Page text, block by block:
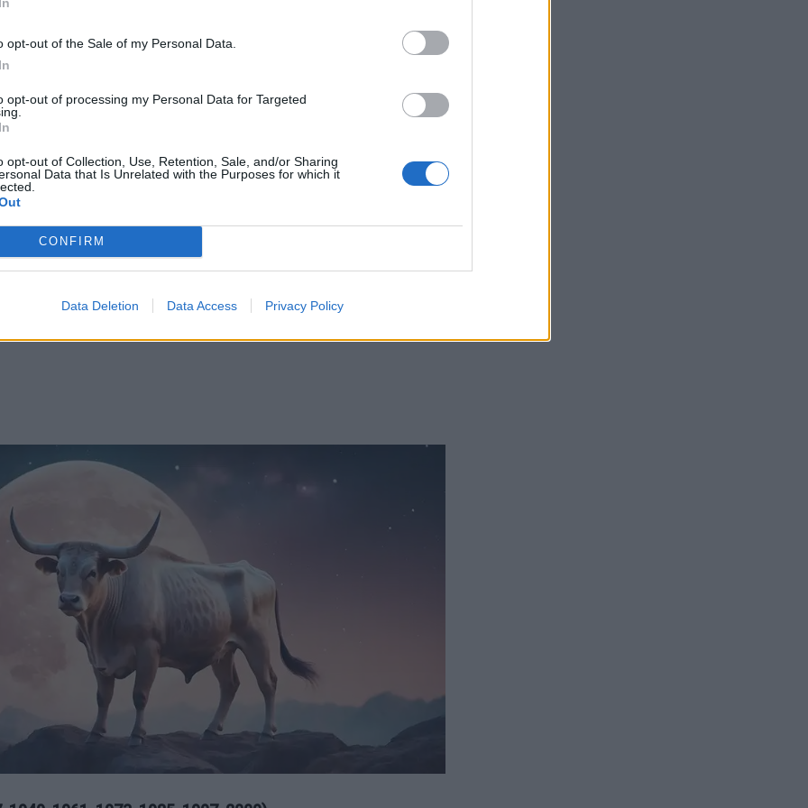
opt-out of the Sale of my Personal Data.
opt-out of processing my Personal Data for Targeted
opt-out of Collection, Use, Retention, Sale, and/or Sharing
Data that Is Unrelated with the Purposes for which it
CONFIRM
Data Deletion Data Access Privacy Policy
1948, 1960, 1972, 1984, 1996, 2008)
dabartį yra svarbi žiurkių savybė, bet dabar verta judėti toliau.
žingsniams, ypač jei kelyje iškilo kliūčių.
pirmojo nesėkmės – kartais tik dar vienas bandymas skiria jus